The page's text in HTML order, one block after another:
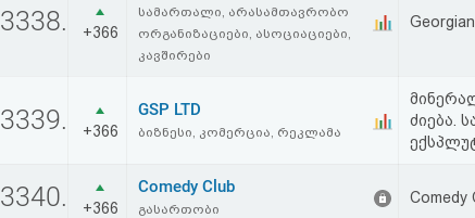
3338. +366
სამართალი, არასამთავრობო
ორგანიზაციები, ასოციაციები,
კავშირები
3339. +366
GSP LTD
ბიზნესი, კომერცია, რეკლამა
ძიება.
3340. +366
Comedy Club
გასართობი
Comedy